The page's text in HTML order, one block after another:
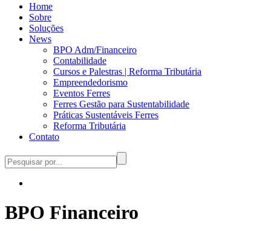
Home
Sobre
Soluções
News
BPO Adm/Financeiro
Contabilidade
Cursos e Palestras | Reforma Tributária
Empreendedorismo
Eventos Ferres
Ferres Gestão para Sustentabilidade
Práticas Sustentáveis Ferres
Reforma Tributária
Contato
BPO Financeiro